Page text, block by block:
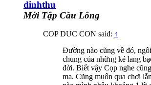
dinhthu
Mới Tập Cầu Lông
COP DUC CON said: ↑
Đường nào cũng về đó,
chung của những kẻ lang
đời. Biết vậy Cọp nghe
ma. Cũng muốn qua chơi